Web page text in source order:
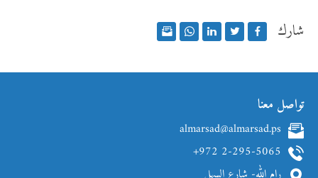
شارك
تواصل معنا
almarsad@almarsad.ps
+972 2-295-5065